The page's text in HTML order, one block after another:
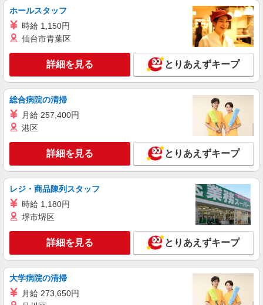
時給1400円〜1450円（経験・能力による） ※
残業代支給 ★交通費別途支給（規定あり） ゜
+゜・。○。・゜+゜・。○。・゜+゜ 入社祝い金10
ィブ支給(規定有) ★月2回払い・週払い可能（規程
有）★ ゜・。○。・゜+゜・。○。・゜+゜
キープ 詳細を見る
株式会社シエロ
【softbank】の携帯販売スタッフ
月給220000円〜300000円（経験・能力によ
る） 固定残業代:35000円〜40000円（20時間相
当） ※時間外手当は時間外労働の有無にかかわら
ず、固定残業代として支給し、相当時間を超える
時間外労働分は法定どおり追加で支給します。 ※
試用期間あり3ヶ月 月給25万円以上 ※残業代支
給 ★交通費別途支給（規定あり） ゜+゜・。
○。・゜+゜・。○。・゜+゜ 入社祝い金10万円支
給(規定有) ゜・。○。・゜+゜・。○。・゜+゜
佐賀県佐賀市のsoftbankショップ
キープ 詳細を見る
紹介予定派遣
株式会社シエロ
【楽天モバイル】人気機種に詳しくなれる携帯
販売
時給1650円〜1850円（経験・能力による） ※
残業代支給 ★交通費別途支給（規定あり） ゜
+゜・。○。・゜+゜・。○。・゜+゜ 入社祝い金10
万円支給(規定有) お友達を紹介頂くと, インセンテ
ィブ支給(規定有) ★月2回払い・週払い可能（規程
佐賀県佐賀市の楽天モバイルショップ
ホールスタッフ
時給 1,150円
仙台市青葉区
詳細を見る とりあえずキープ
総合病院の清掃
月給 257,400円
港区
詳細を見る とりあえずキープ
レジ・商品陳列スタッフ
時給 1,180円
堺市堺区
詳細を見る とりあえずキープ
大学病院の清掃
月給 273,650円